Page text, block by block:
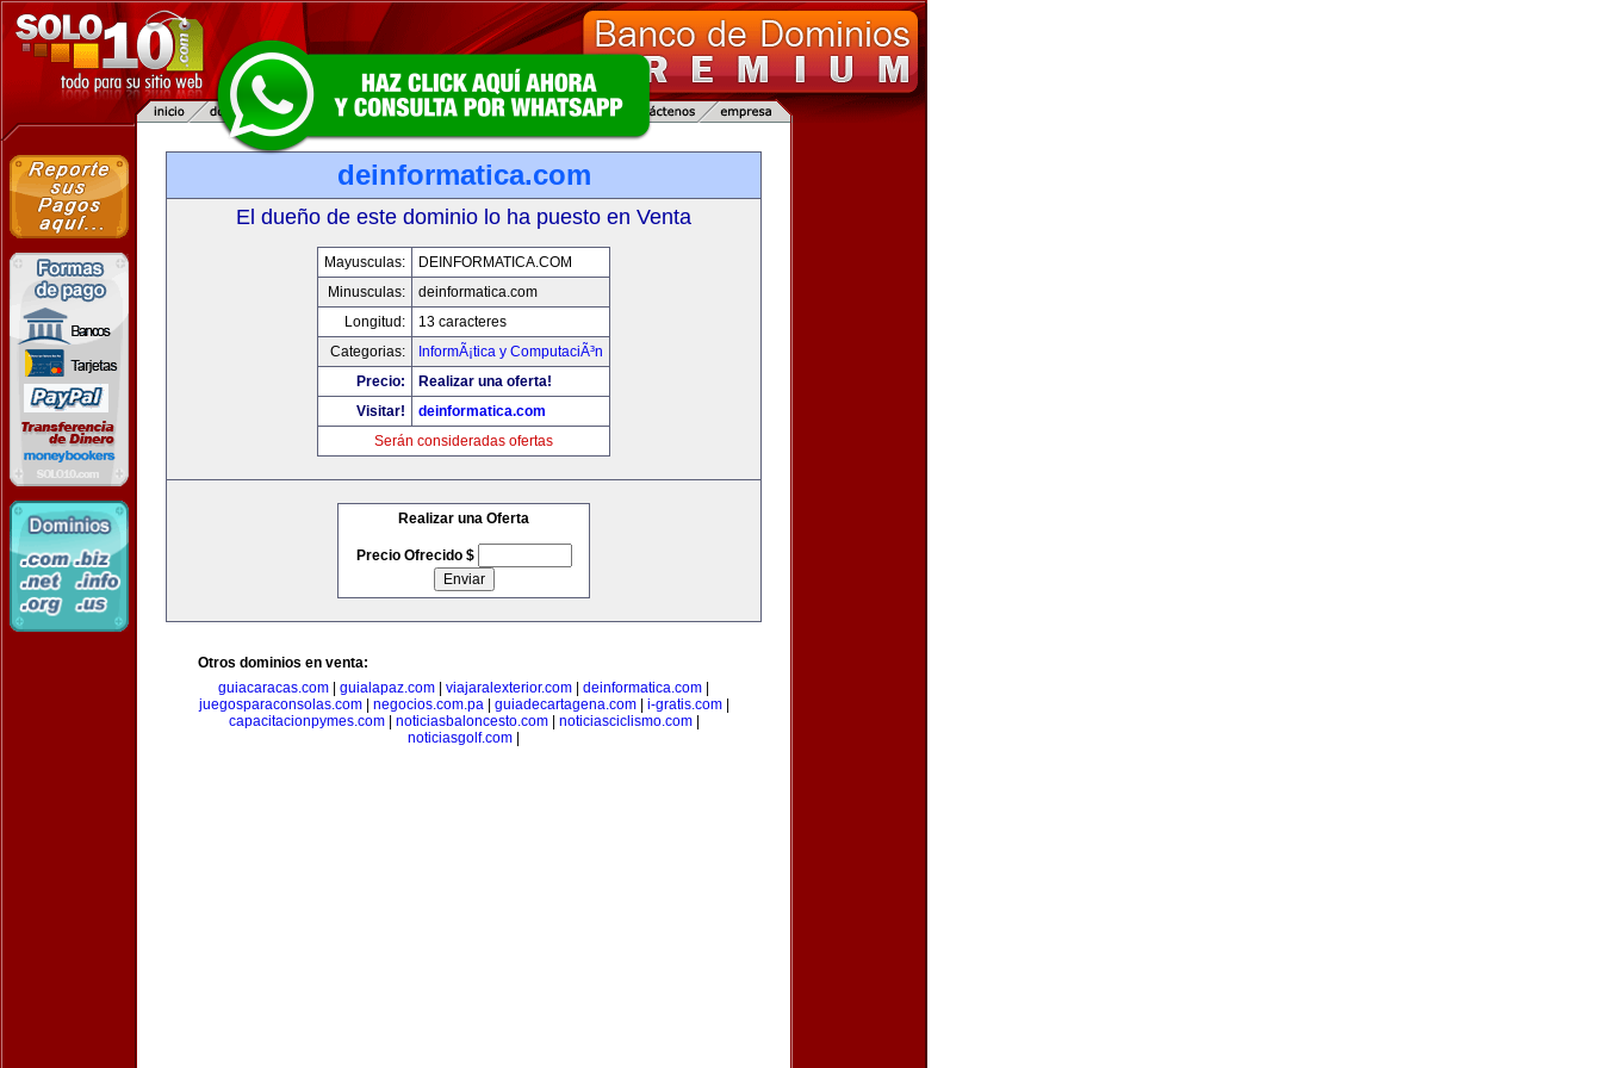
deinformatica.com
El dueño de este dominio lo ha puesto en Venta
Mayusculas:
DEINFORMATICA.COM
Minusculas:
deinformatica.com
Longitud:
13 caracteres
Categorias:
InformÃ¡tica y ComputaciÃ³n
Precio:
Realizar una oferta!
Visitar!
deinformatica.com
Serán consideradas ofertas
Realizar una Oferta
Precio Ofrecido $
Otros dominios en venta:
guiacaracas.com
guialapaz.com viajaralexterior.com deinformatica.com
juegosparaconsolas.com| negocios.com.pa| guiadecartagena.com| i-gratis.com|
capacitacionpymes.com| noticiasbaloncesto.com| noticiasciclismo.com|
noticiasgolf.com